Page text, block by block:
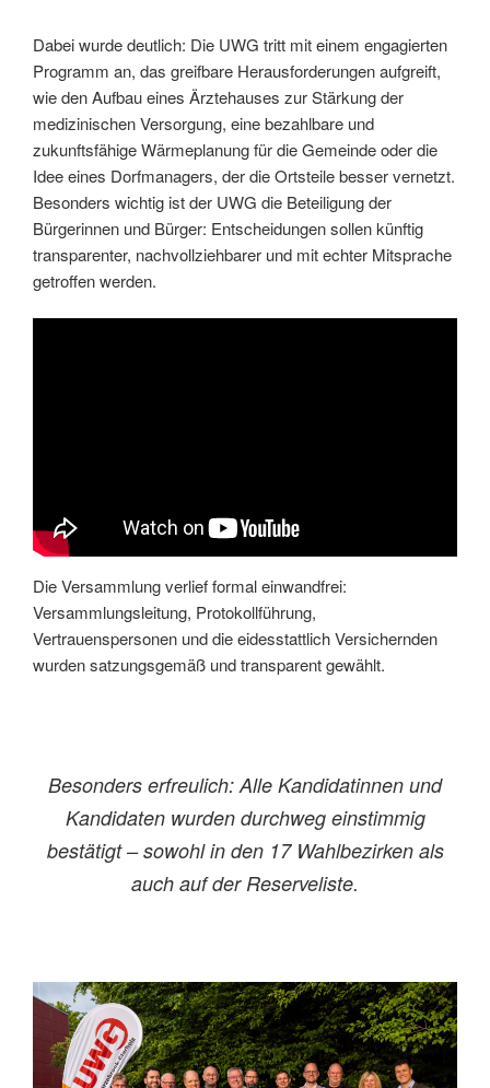
Dabei wurde deutlich: Die UWG tritt mit einem engagierten
Programm an, das greifbare Herausforderungen aufgreift,
wie den Aufbau eines Ärztehauses zur Stärkung der
medizinischen Versorgung, eine bezahlbare und
zukunftsfähige Wärmeplanung für die Gemeinde oder die
Idee eines Dorfmanagers, der die Ortsteile besser vernetzt.
Besonders wichtig ist der UWG die Beteiligung der
Bürgerinnen und Bürger: Entscheidungen sollen künftig
transparenter, nachvollziehbarer und mit echter Mitsprache
getroffen werden.
Die Versammlung verlief formal einwandfrei:
Versammlungsleitung, Protokollführung,
Vertrauenspersonen und die eidesstattlich Versichernden
wurden satzungsgemäß und transparent gewählt.
Besonders erfreulich: Alle Kandidatinnen und
Kandidaten wurden durchweg einstimmig
bestätigt – sowohl in den 17 Wahlbezirken als
auch auf der Reserveliste.